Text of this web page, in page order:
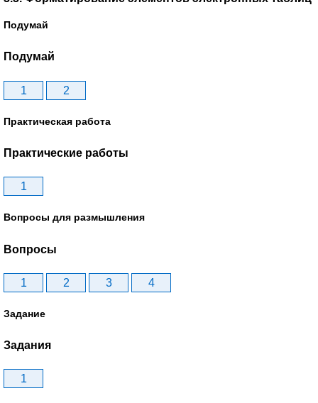
Подумай
Подумай
1 2
Практическая работа
Практические работы
1
Вопросы для размышления
Вопросы
1 2 3 4
Задание
Задания
1